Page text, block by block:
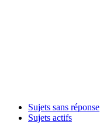
Sujets sans réponse
Sujets actifs